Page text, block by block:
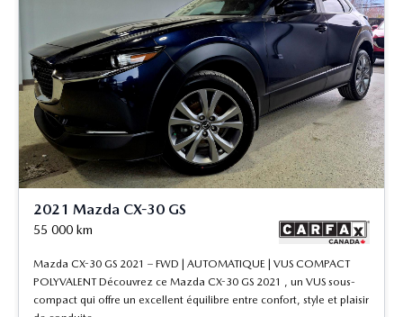
2021 Mazda CX-30 GS
55 000 km
Mazda CX-30 GS 2021 – FWD | AUTOMATIQUE | VUS COMPACT
POLYVALENT Découvrez ce Mazda CX-30 GS 2021 , un VUS sous-
compact qui offre un excellent équilibre entre confort, style et plaisir